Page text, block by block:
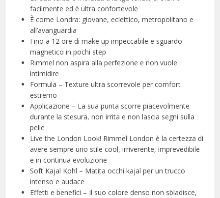
facilmente ed è ultra confortevole
È come Londra: giovane, eclettico, metropolitano e
all’avanguardia
Fino a 12 ore di make up impeccabile e sguardo
magnetico in pochi step
Rimmel non aspira alla perfezione e non vuole
intimidire
Formula – Texture ultra scorrevole per comfort
estremo
Applicazione – La sua punta scorre piacevolmente
durante la stesura, non irrita e non lascia segni sulla
pelle
Live the London Look! Rimmel London è la certezza di
avere sempre uno stile cool, irriverente, imprevedibile
e in continua evoluzione
Soft Kajal Kohl – Matita occhi kajal per un trucco
intenso e audace
Effetti e benefici – Il suo colore denso non sbiadisce,